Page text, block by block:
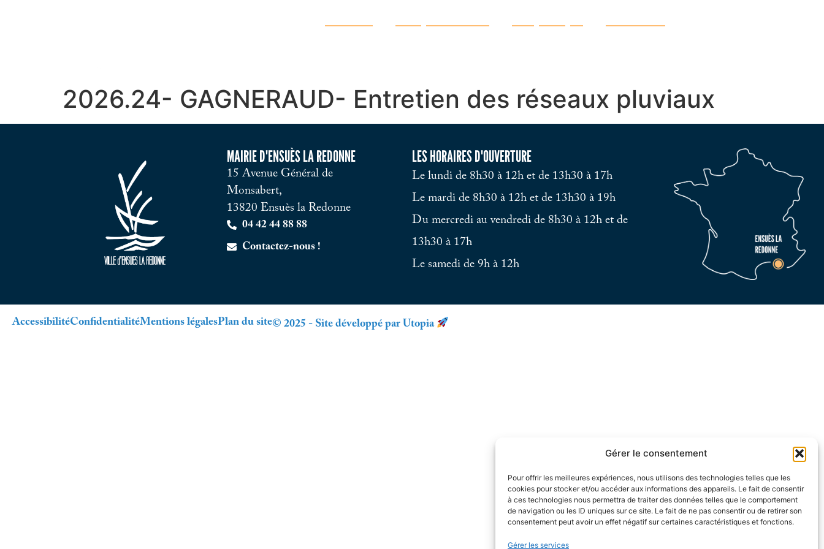
Gérer le consentement
Pour offrir les meilleures expériences, nous utilisons des technologies telles que les
cookies pour stocker et/ou accéder aux informations des appareils. Le fait de consentir
à ces technologies nous permettra de traiter des données telles que le comportement
de navigation ou les ID uniques sur ce site. Le fait de ne pas consentir ou de retirer son
consentement peut avoir un effet négatif sur certaines caractéristiques et fonctions.
Gérer les services
2026.24- GAGNERAUD- Entretien des réseaux pluviaux
MAIRIE D'ENSUÈS LA REDONNE
15 Avenue Général de
Monsabert,
13820 Ensuès la Redonne
04 42 44 88 88
Contactez-nous !
LES HORAIRES D'OUVERTURE
Le lundi de 8h30 à 12h et de 13h30 à 17h
Le mardi de 8h30 à 12h et de 13h30 à 19h
Du mercredi au vendredi de 8h30 à 12h et de
13h30 à 17h
Le samedi de 9h à 12h
AccessibilitéConfidentialitéMentions légalesPlan du site© 2025 - Site développé par Utopia